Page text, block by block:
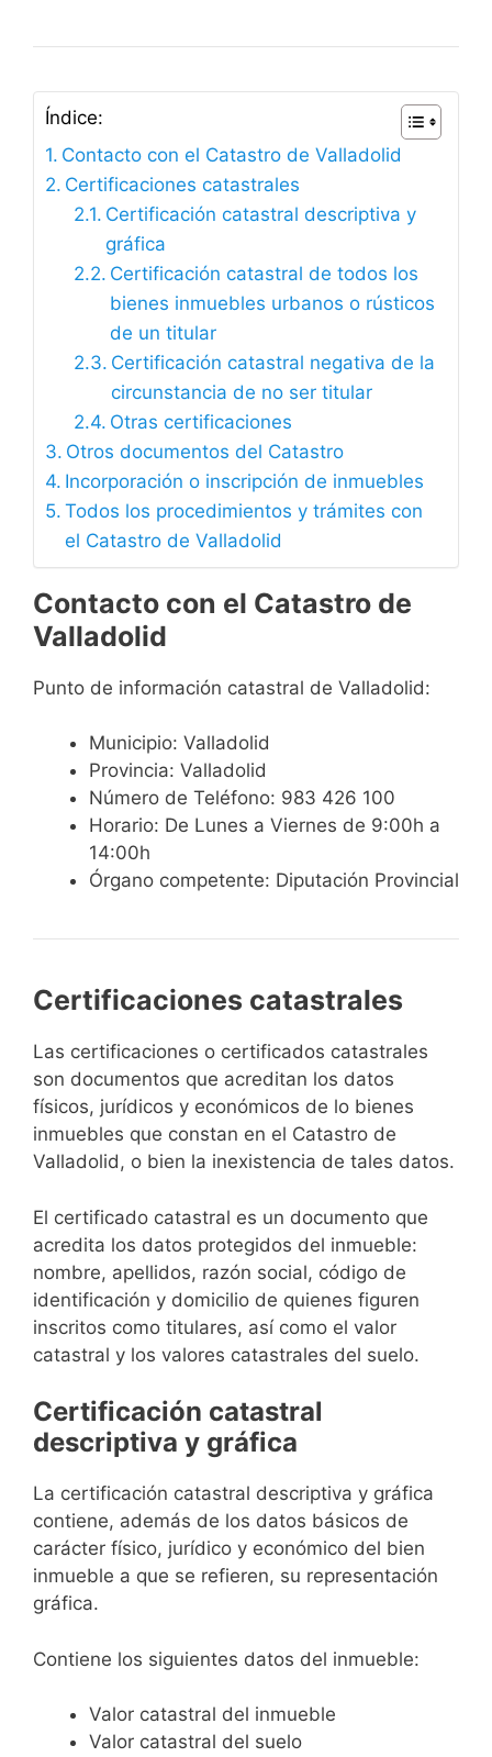
Índice:
Contacto con el Catastro de Valladolid
Certificaciones catastrales
Certificación catastral descriptiva y
gráfica
Certificación catastral de todos los
bienes inmuebles urbanos o rústicos
de un titular
Certificación catastral negativa de la
circunstancia de no ser titular
Otras certificaciones
Otros documentos del Catastro
Incorporación o inscripción de inmuebles
Todos los procedimientos y trámites con
el Catastro de Valladolid
Contacto con el Catastro de
Valladolid
Punto de información catastral de Valladolid:
Municipio: Valladolid
Provincia: Valladolid
Número de Teléfono: 983 426 100
Horario: De Lunes a Viernes de 9:00h a
14:00h
Órgano competente: Diputación Provincial
Certificaciones catastrales
Las certificaciones o certificados catastrales
son documentos que acreditan los datos
físicos, jurídicos y económicos de lo bienes
inmuebles que constan en el Catastro de
Valladolid, o bien la inexistencia de tales datos.
El certificado catastral es un documento que
acredita los datos protegidos del inmueble:
nombre, apellidos, razón social, código de
identificación y domicilio de quienes figuren
inscritos como titulares, así como el valor
catastral y los valores catastrales del suelo.
Certificación catastral
descriptiva y gráfica
La certificación catastral descriptiva y gráfica
contiene, además de los datos básicos de
carácter físico, jurídico y económico del bien
inmueble a que se refieren, su representación
gráfica.
Contiene los siguientes datos del inmueble:
Valor catastral del inmueble
Valor catastral del suelo